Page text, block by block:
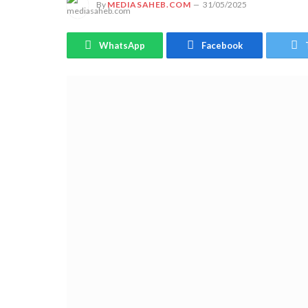
By MEDIASAHEB.COM 31/05/2025
WhatsApp Facebook